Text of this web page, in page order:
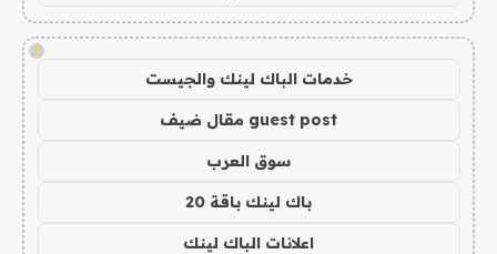
!
خدمات الباك لينك والجيست
guest post مقال ضيف
سوق العرب
باك لينك باقة 20
اعلانات الباك لينك